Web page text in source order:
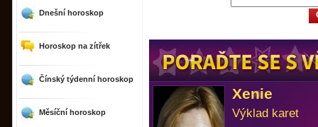
Dnešní horoskop
Horoskop na zítřek
Čínský týdenní horoskop
Měsíční horoskop
Xenie
Výklad karet